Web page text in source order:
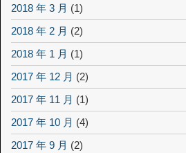
2018 年 3 月 (1)
2018 年 2 月 (2)
2018 年 1 月 (1)
2017 年 12 月 (2)
2017 年 11 月 (1)
2017 年 10 月 (4)
2017 年 9 月 (2)